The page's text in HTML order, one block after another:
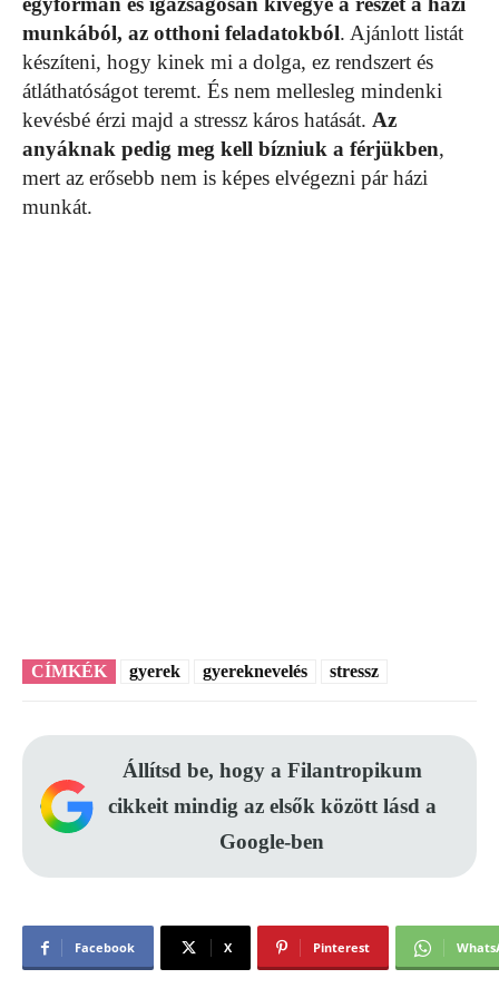
munkából, az otthoni feladatokból. Ajánlott listát
készíteni, hogy kinek mi a dolga, ez rendszert és
átláthatóságot teremt. És nem mellesleg mindenki
kevésbé érzi majd a stressz káros hatását. Az
anyáknak pedig meg kell bízniuk a férjükben,
mert az erősebb nem is képes elvégezni pár házi
munkát.
CÍMKÉK gyerek gyereknevelés stressz
Állítsd be, hogy a Filantropikum
cikkeit mindig az elsők között lásd a
Google-ben
Facebook X Pinterest